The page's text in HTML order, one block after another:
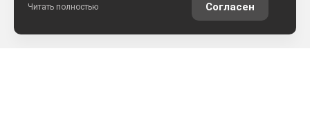
Читать полностью Согласен